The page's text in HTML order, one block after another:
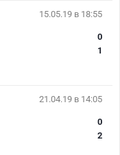
15.05.19 в 18:55
0
1
21.04.19 в 14:05
0
2